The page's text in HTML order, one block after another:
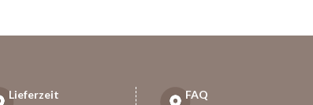
Lieferzeit
FAQ